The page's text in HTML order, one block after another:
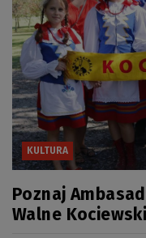
KULTURA
Poznaj
Walne